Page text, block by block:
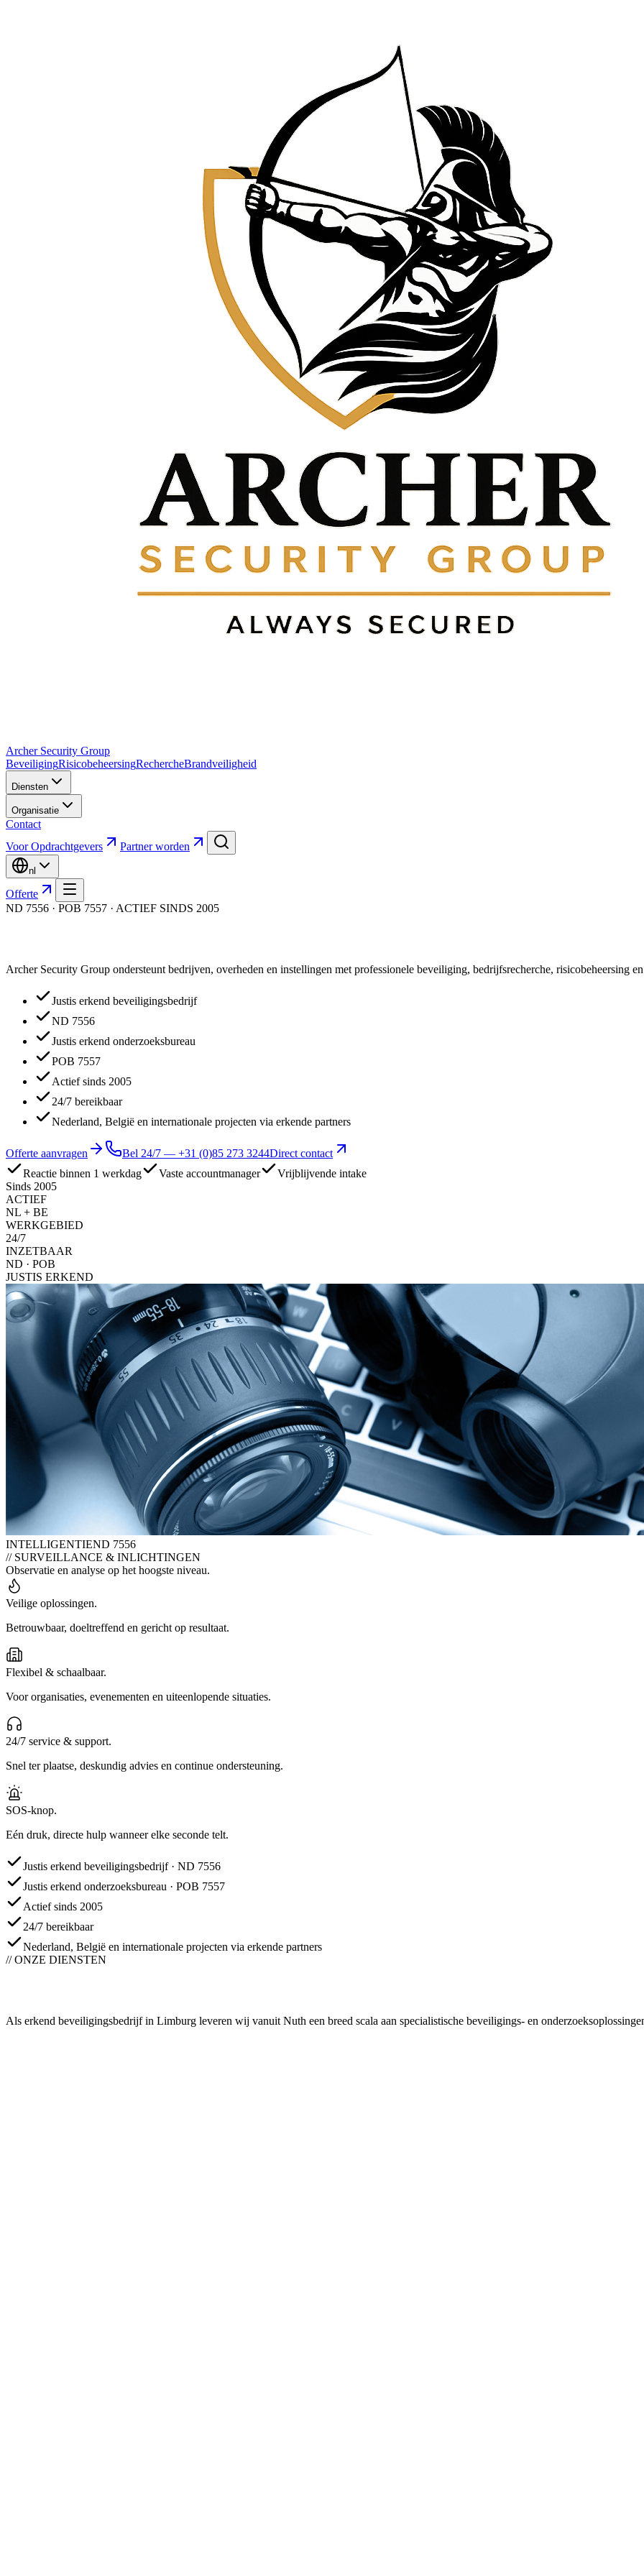
Archer Security Group
BeveiligingRisicobeheersingRechercheBrandveiligheid
Diensten
Organisatie
Contact
Voor Opdrachtgevers
Partner worden
nl
Offerte
ND 7556 · POB 7557 · ACTIEF SINDS 2005
Archer Security Group ondersteunt bedrijven, overheden en instellingen met professionele beveiliging, bedrijfsrecherche, risicobeheersing
Justis erkend beveiligingsbedrijf
ND 7556
Justis erkend onderzoeksbureau
POB 7557
Actief sinds 2005
24/7 bereikbaar
Nederland, België en internationale projecten via erkende partners
Offerte aanvragen Bel 24/7 — +31 (0)85 273 3244Direct contact
Reactie binnen 1 werkdag
Vaste accountmanager
Vrijblijvende intake
Sinds 2005
ACTIEF
NL + BE
WERKGEBIED
24/7
INZETBAAR
ND · POB
JUSTIS ERKEND
INTELLIGENTIEND 7556
// SURVEILLANCE & INLICHTINGEN
Observatie en analyse op het hoogste niveau.
Veilige oplossingen.
Betrouwbaar, doeltreffend en gericht op resultaat.
Flexibel & schaalbaar.
Voor organisaties, evenementen en uiteenlopende situaties.
24/7 service & support.
Snel ter plaatse, deskundig advies en continue ondersteuning.
SOS-knop.
Eén druk, directe hulp wanneer elke seconde telt.
Justis erkend beveiligingsbedrijf · ND 7556
Justis erkend onderzoeksbureau · POB 7557
Actief sinds 2005
24/7 bereikbaar
Nederland, België en internationale projecten via erkende partners
// ONZE DIENSTEN
Als erkend beveiligingsbedrijf in Limburg leveren wij vanuit Nuth een breed scala aan specialistische beveiligings- en